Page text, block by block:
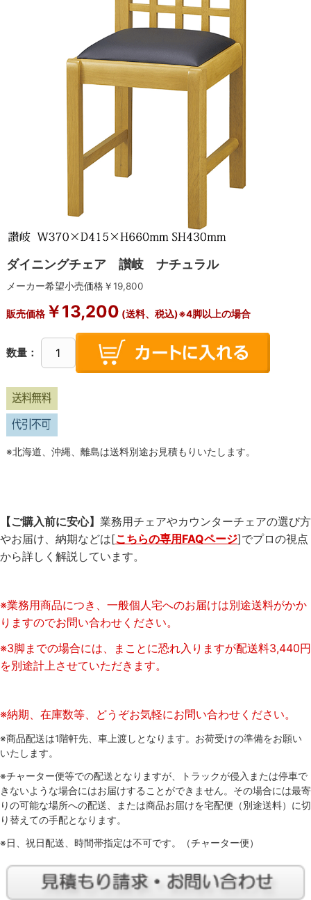
ダイニングチェア 讃岐 ナチュラル
メーカー希望小売価格￥19,800
販売価格￥13,200 (送料、税込)※4脚以上の場合
数量：
※北海道、沖縄、離島は送料別途お見積もりいたします。
【ご購入前に安心】 業務用チェアやカウンターチェアの選び方
やお届け、納期などは[こちらの専用FAQページ]でプロの視点
から詳しく解説しています。
※業務用商品につき、一般個人宅へのお届けは別途送料がかか
りますのでお問い合わせください。
※3脚までの場合には、まことに恐れ入りますが配送料3,440円
を別途計上させていただきます。
※納期、在庫数等、どうぞお気軽にお問い合わせください。
※商品配送は1階軒先、車上渡しとなります。お荷受けの準備をお願い
いたします。
※チャーター便等での配送となりますが、トラックが侵入または停車で
きないような場合にはお届けすることができません。その場合には最寄
りの可能な場所への配送、または商品お届けを宅配便（別途送料）に切
り替えての手配となります。
※日、祝日配送、時間帯指定は不可です。（チャーター便）